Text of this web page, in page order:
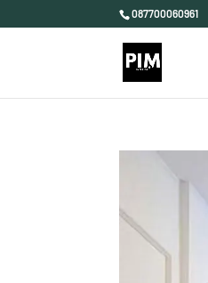
087700060961